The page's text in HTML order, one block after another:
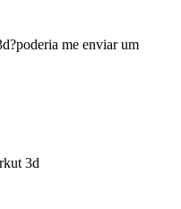
me enviar um
3d